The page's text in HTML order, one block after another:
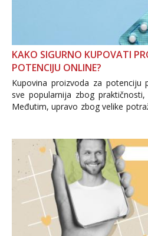
KAKO SIGURNO KUPOVATI
POTENCIJU ONLINE?
Kupovina proizvoda za
sve popularnija zbog
Međutim, upravo zbog velike
i brojni krivotvoreni